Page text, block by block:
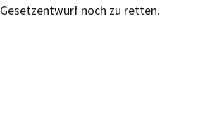
Gesetzentwurf noch zu retten.